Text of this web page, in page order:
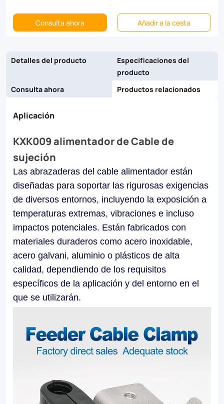
they
reliability
longevity
industrial,
commercial,
and
utility
applications.
Our
Feeder
Cable
Clamps
facilitate
easy
maintenance,
efficient
Consulta ahora Añadir a la cesta
Detalles del producto
Especificaciones del
producto
Consulta ahora
Productos relacionados
Aplicación
KXK009 alimentador de Cable de
sujeción
Las abrazaderas del cable alimentador están
diseñadas para soportar las rigurosas exigencias
de diversos entornos, incluyendo la exposición a
temperaturas extremas, vibraciones e incluso
impactos potenciales. Están fabricados con
materiales duraderos como acero inoxidable,
acero galvani, aluminio o plásticos de alta
calidad, dependiendo de los requisitos
específicos de la aplicación y del entorno en el
que se utilizarán.